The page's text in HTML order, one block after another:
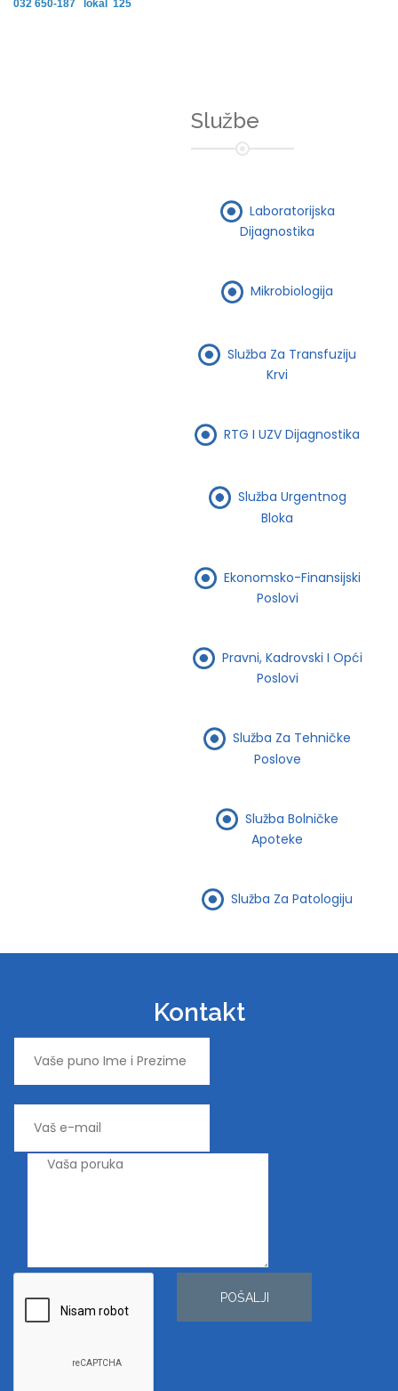
032 650-187 lokal 125
Službe
Laboratorijska
Dijagnostika
Mikrobiologija
Služba Za Transfuziju
Krvi
RTG I UZV Dijagnostika
Služba Urgentnog
Bloka
Ekonomsko-Finansijski
Poslovi
Pravni, Kadrovski I Opći
Poslovi
Služba Za Tehničke
Poslove
Služba Bolničke
Apoteke
Služba Za Patologiju
Kontakt
POŠALJI